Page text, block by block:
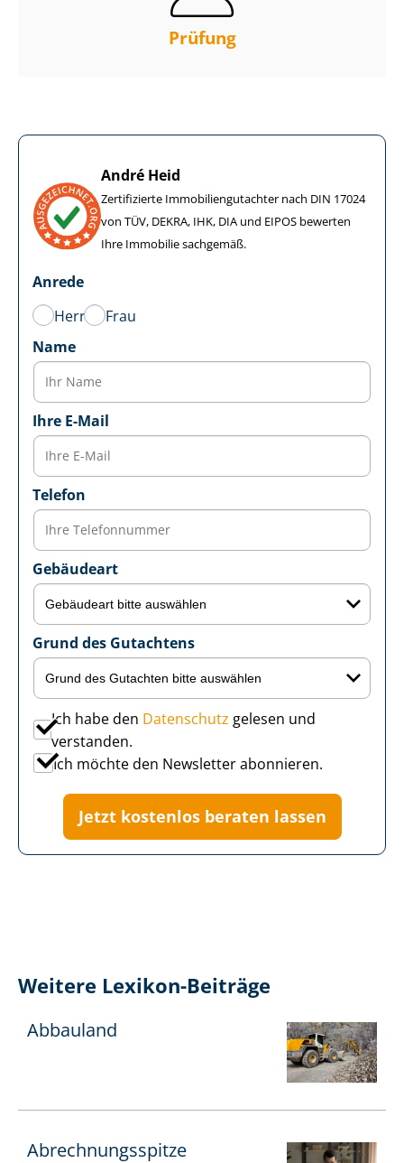
Prüfung
André Heid
Zertifizierte Im­mo­bi­li­en­gut­ach­ter nach DIN 17024
von TÜV, DEKRA, IHK, DIA und EIPOS bewerten
Ihre Immobilie sachgemäß.
Anrede
Herr
Frau
Name
Ihre E-Mail
Telefon
Gebäudeart
Grund des Gutachtens
Ich habe den Datenschutz gelesen und
verstanden.
Ich möchte den Newsletter abonnieren.
Jetzt kostenlos beraten lassen
Weitere Lexikon-Beiträge
Abbauland
Ab­rech­nungs­spit­ze